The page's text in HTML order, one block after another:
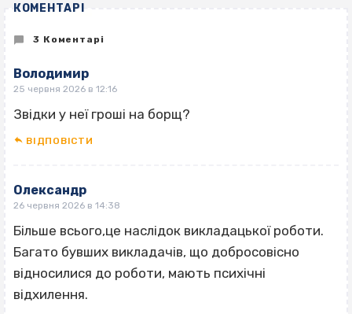
КОМЕНТАРІ
3 Коментарі
Володимир
25 червня 2026 в 12:16
Звідки у неї гроші на борщ?
ВІДПОВІCТИ
Олександр
26 червня 2026 в 14:38
Більше всього,це наслідок викладацької роботи.
Багато бувших викладачів, що добросовісно
відносилися до роботи, мають психічні
відхилення.